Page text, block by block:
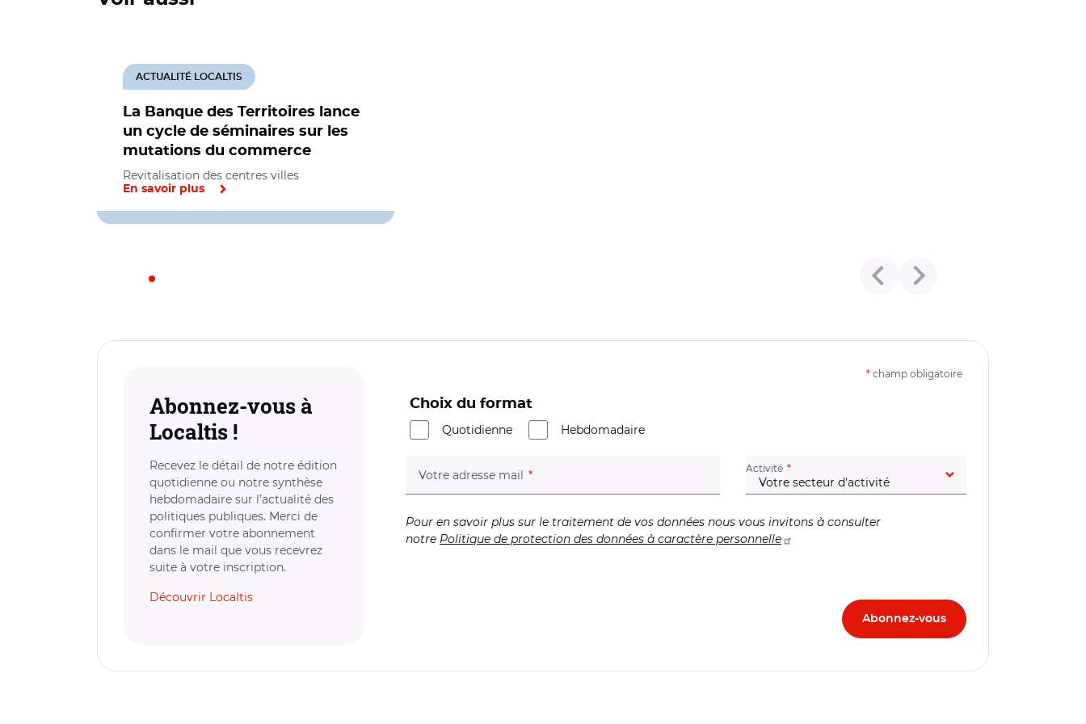
La Banque des Territoires lance
un cycle de séminaires sur les
mutations du commerce
ACTUALITÉ LOCALTIS
Revitalisation des centres villes
En savoir plus
Abonnez-vous à
Localtis !
Recevez le détail de notre édition
quotidienne ou notre synthèse
hebdomadaire sur l’actualité des
politiques publiques. Merci de
confirmer votre abonnement
dans le mail que vous recevrez
suite à votre inscription.
Découvrir Localtis
* champ obligatoire
Choix du format
Quotidienne
Hebdomadaire
Votre adresse mail (champ obligatoire) Activité (champ obligatoire)
Pour en savoir plus sur le traitement de vos données nous vous invitons à consulter
notre Politique de protection des données à caractère personnelle